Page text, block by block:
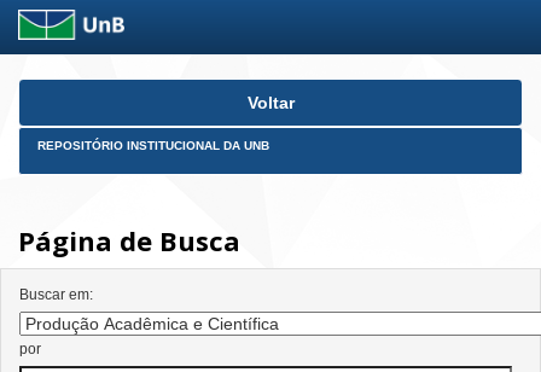
Skip
Voltar
REPOSITÓRIO INSTITUCIONAL DA UNB
Página de Busca
Buscar em:
por